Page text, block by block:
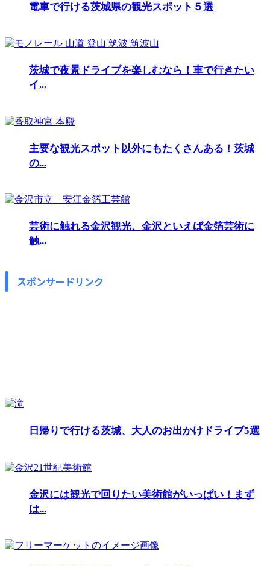
電車で行ける茨城県の観光スポット５選
茨城で夜景ドライブを楽しむなら！車で行きたい
イ...
主要な観光スポット以外にもたくさんある！茨城
の...
芸術に触れる金沢観光、金沢といえば金箔芸術に
触...
スポンサードリンク
日帰りで行ける茨城、大人のお出かけドライブ5選
金沢には観光で回りたい美術館がいっぱい！まず
は...